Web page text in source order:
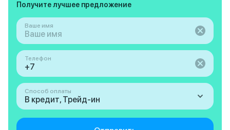
Получите лучшее предложение
Ваше имя
Телефон
Способ оплаты
В кредит, Трейд-ин